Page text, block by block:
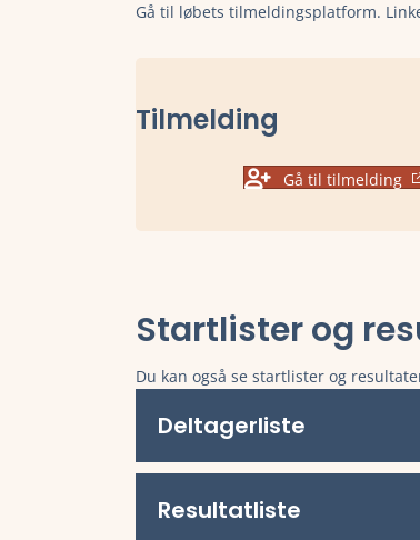
Gå til løbets tilmeldingsplatform.
Tilmelding
Gå til tilmelding
Startlister og
Du kan også se startlister og
Deltagerliste
Resultatliste